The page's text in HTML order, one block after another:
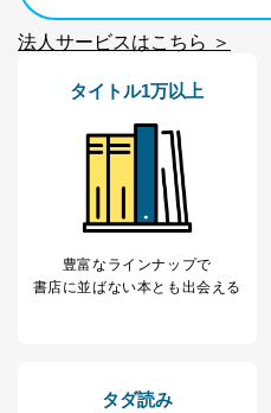
ｅメ
ス、
4
採用応募者の方の
採用
当社の従業者の個
人事
パートナー（提携
企業）からの委託
により当社の
定期購読サービス
等をご利用の方の
個人情報
購入
提携
た商
ル等
サー
に関
トに登録された方
処、
法人サービスはこちら ＞
タイトル1万以上
豊富なラインナップで
書店に並ばない本とも出会える
タダ読み